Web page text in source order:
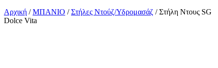
Αρχική /ΜΠΑΝΙΟ /Στήλες Ντούζ/Υδρομασάζ / Στήλη Ντους SG
Dolce Vita